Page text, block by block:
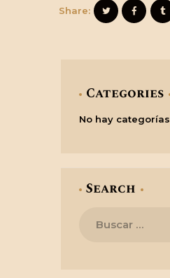
Share:
Categories
No hay categorías
Search